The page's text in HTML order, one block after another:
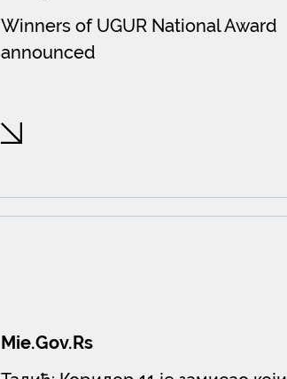
Winners of UGUR National Award
announced
Mie.Gov.Rs